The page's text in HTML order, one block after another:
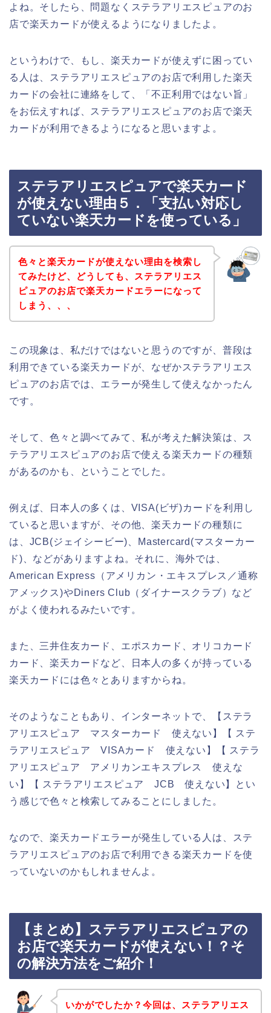
よね。そしたら、問題なくステラアリエスピュアのお
店で楽天カードが使えるようになりましたよ。
というわけで、もし、楽天カードが使えずに困ってい
る人は、ステラアリエスピュアのお店で利用した楽天
カードの会社に連絡をして、「不正利用ではない旨」
をお伝えすれば、ステラアリエスピュアのお店で楽天
カードが利用できるようになると思いますよ。
ステラアリエスピュアで楽天カード
が使えない理由５．「支払い対応し
ていない楽天カードを使っている」
色々と楽天カードが使えない理由を検索し
てみたけど、どうしても、ステラアリエス
ピュアのお店で楽天カードエラーになって
しまう、、、
この現象は、私だけではないと思うのですが、普段は
利用できている楽天カードが、なぜかステラアリエス
ピュアのお店では、エラーが発生して使えなかったん
です。
そして、色々と調べてみて、私が考えた解決策は、ス
テラアリエスピュアのお店で使える楽天カードの種類
があるのかも、ということでした。
例えば、日本人の多くは、VISA(ビザ)カードを利用し
ていると思いますが、その他、楽天カードの種類に
は、JCB(ジェイシービー)、Mastercard(マスターカー
ド)、などがありますよね。それに、海外では、
American Express（アメリカン・エキスプレス／通称
アメックス)やDiners Club（ダイナースクラブ）など
がよく使われるみたいです。
また、三井住友カード、エポスカード、オリコカード
カード、楽天カードなど、日本人の多くが持っている
楽天カードには色々とありますからね。
そのようなこともあり、インターネットで、【ステラ
アリエスピュア マスターカード 使えない】【 ステ
ラアリエスピュア VISAカード 使えない】【 ステラ
アリエスピュア アメリカンエキスプレス 使えな
い】【 ステラアリエスピュア JCB 使えない】とい
う感じで色々と検索してみることにしました。
なので、楽天カードエラーが発生している人は、ステ
ラアリエスピュアのお店で利用できる楽天カードを使
っていないのかもしれませんよ。
【まとめ】ステラアリエスピュアの
お店で楽天カードが使えない！？そ
の解決方法をご紹介！
いかがでしたか？今回は、ステラアリエス